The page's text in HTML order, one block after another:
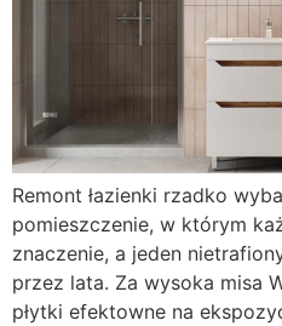
Remont łazienki rzadko
pomieszczenie, w którym
znaczenie, a jeden
przez lata. Za wysoka misa
płytki efektowne na